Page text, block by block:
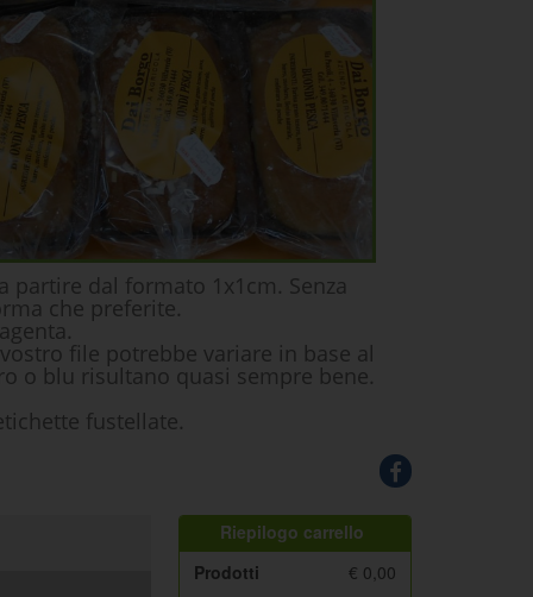
partire dal formato 1x1cm. Senza
che preferite.
file potrebbe variare in base al
o blu risultano quasi sempre bene.
fustellate.
Riepilogo carrello
Prodotti
€ 0,00